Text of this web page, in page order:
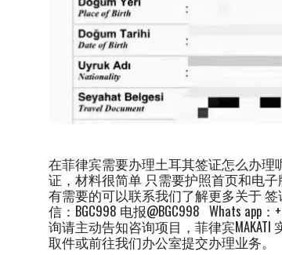
在菲律宾需要办理土耳其签证怎么办
证，材料很简单 只需要护照首页和电
有需要的可以联系我们了解更多关于
信：BGC998 电报@BGC998 Whats app
询请主动告知咨询项目，菲律宾
取件或前往我们办公室提交办理业务。